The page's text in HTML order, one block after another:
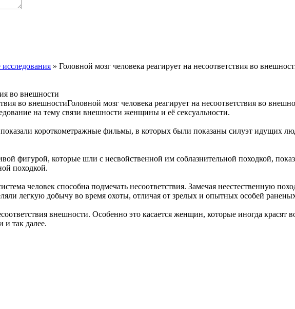
» Головной мозг человека реагирует на несоответствия во
во внешности
Головной мозг человека реагирует на несоответствия во
на тему связи внешности женщины и её сексуальности.
короткометражные фильмы, в которых были показаны силуэт идущих
фигурой, которые шли с несвойственной им соблазнительной походкой,
походкой.
человек способна подмечать несоответствия. Замечая неестественную
легкую добычу во время охоты, отличая от зрелых и опытных особей
внешности. Особенно это касается женщин, которые иногда
так далее.